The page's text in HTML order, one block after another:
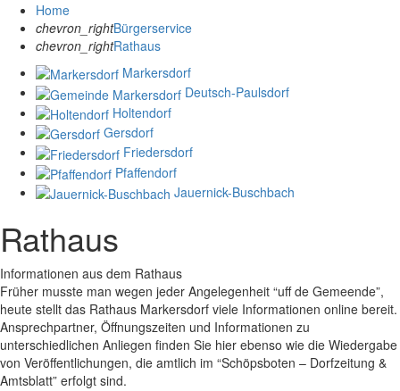
Home
chevron_rightBürgerservice
chevron_rightRathaus
Markersdorf
Deutsch-Paulsdorf
Holtendorf
Gersdorf
Friedersdorf
Pfaffendorf
Jauernick-Buschbach
Rathaus
Informationen aus dem Rathaus
Früher musste man wegen jeder Angelegenheit “uff de Gemeende”,
heute stellt das Rathaus Markersdorf viele Informationen online bereit.
Ansprechpartner, Öffnungszeiten und Informationen zu
unterschiedlichen Anliegen finden Sie hier ebenso wie die Wiedergabe
von Veröffentlichungen, die amtlich im “Schöpsboten – Dorfzeitung &
Amtsblatt” erfolgt sind.